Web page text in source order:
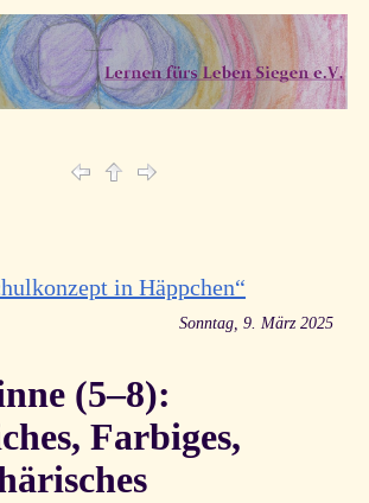
in Häppchen“
Sonntag, 9. März 2025
(5–8):
Farbiges,